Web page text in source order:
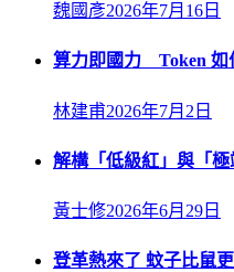
魏國彥2026年7月16日
算力即國力 Token 如
林建甫2026年7月2日
解構「低級紅」與「
黃士修2026年6月29日
登革熱來了 蚊子比鼠